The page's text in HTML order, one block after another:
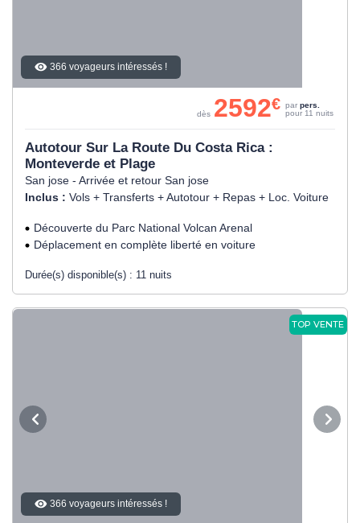
366 voyageurs intéressés !
Autotour Sur La Route Du Costa Rica :
Monteverde et Plage
San jose - Arrivée et retour San jose
Inclus : Vols + Transferts + Autotour + Repas + Loc. Voiture
Découverte du Parc National Volcan Arenal
Déplacement en complète liberté en voiture
Durée(s) disponible(s) : 11 nuits
dès 2592€ par pers.
pour 11 nuits
TOP VENTE
366 voyageurs intéressés !